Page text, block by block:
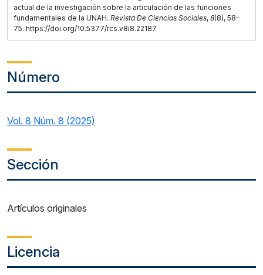
actual de la investigación sobre la articulación de las funciones
fundamentales de la UNAH. Revista De Ciencias Sociales, 8(8), 58–
75. https://doi.org/10.5377/rcs.v8i8.22187
Número
Vol. 8 Núm. 8 (2025)
Sección
Artículos originales
Licencia